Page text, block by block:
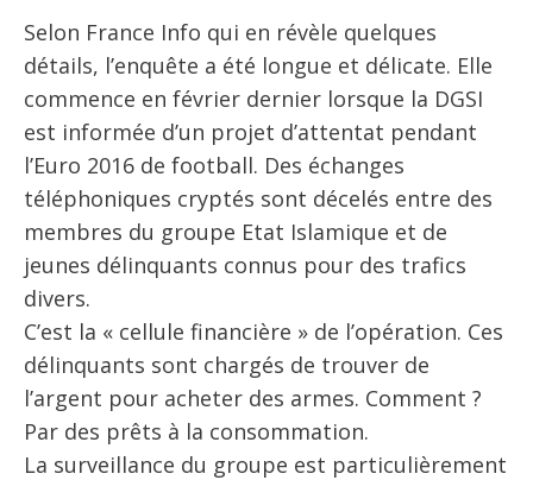
Selon France Info qui en révèle quelques
détails, l’enquête a été longue et délicate. Elle
commence en février dernier lorsque la DGSI
est informée d’un projet d’attentat pendant
l’Euro 2016 de football. Des échanges
téléphoniques cryptés sont décelés entre des
membres du groupe Etat Islamique et de
jeunes délinquants connus pour des trafics
divers.
C’est la « cellule financière » de l’opération. Ces
délinquants sont chargés de trouver de
l’argent pour acheter des armes. Comment ?
Par des prêts à la consommation.
La surveillance du groupe est particulièrement